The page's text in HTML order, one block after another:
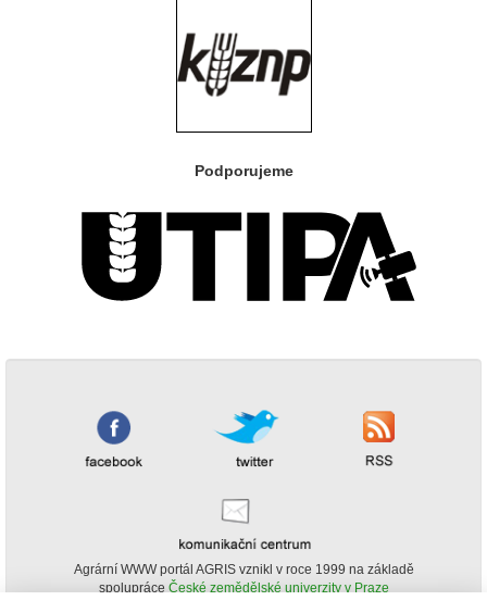
Podporujeme
Agrární WWW portál AGRIS vznikl v roce 1999 na základě
spolupráce České zemědělské univerzity v Praze